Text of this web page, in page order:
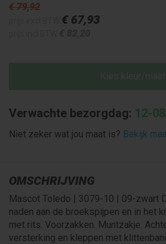
€ 79,92
€ 67,93
Verwachte bezorgdag: 12-
Niet zeker wat jou maat is? Bekijk
OMSCHRIJVING
Mascot Toledo | 3079-10 | 09-zwart
naden aan de broekspijpen en in het
met rits. Voorzakken. Muntzakje.
versterking en kleppen met